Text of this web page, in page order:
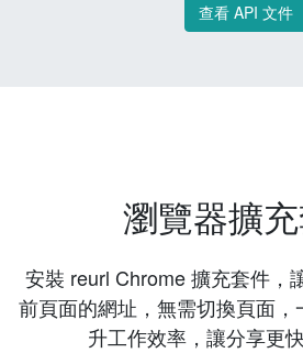
查看 API 文件
瀏覽器擴
安裝 reurl Chrome 擴充套件，
前頁面的網址，無需切換頁面
升工作效率，讓分享更